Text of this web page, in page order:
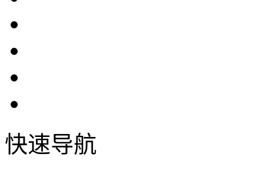
快速导航